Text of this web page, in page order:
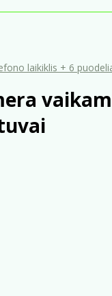
laikiklis + 6